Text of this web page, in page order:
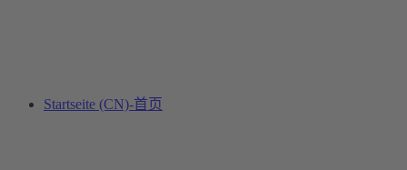
Startseite (CN)-首页